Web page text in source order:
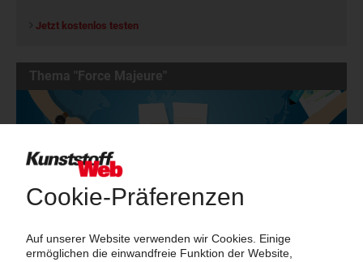
Jetzt kostenlos testen
Thema "Force Majeure"
Fragen und Antworten: Was Kunst­stoff­verarbeiter wissen müssen,
wenn der Lieferant nicht mehr liefert – Informationen zum